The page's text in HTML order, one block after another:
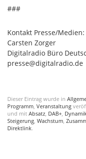
###
Kontakt Presse/Medien:
Carsten Zorger
Digitalradio Büro
presse@digitalradio.de
Dieser Eintrag wurde in
Programm, Veranstaltung
und mit Absatz, DAB+,
Steigerung, Wachstum,
Direktlink.